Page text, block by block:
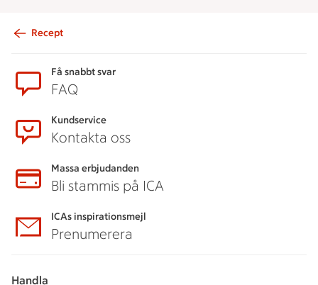
Recept
Få snabbt svar
FAQ
Kundservice
Kontakta oss
Massa erbjudanden
Bli stammis på ICA
ICAs inspirationsmejl
Prenumerera
Handla